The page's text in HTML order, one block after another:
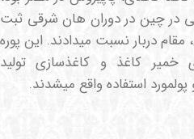
در چین در دوران هان شرقی ثبت
دربار نسبت میدادند. این پوره
خمیر کاغذ و کاغذسازی تولید
استفاده واقع میشدند.